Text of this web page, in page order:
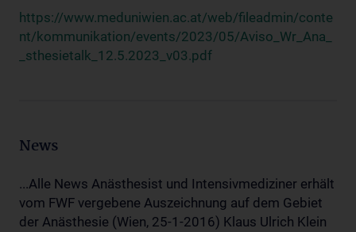
https://www.meduniwien.ac.at/web/fileadmin/conte
nt/kommunikation/events/2023/05/Aviso_Wr_Ana_
_sthesietalk_12.5.2023_v03.pdf
News
...Alle News Anästhesist und Intensivmediziner erhält
vom FWF vergebene Auszeichnung auf dem Gebiet
der Anästhesie (Wien, 25-1-2016) Klaus Ulrich Klein